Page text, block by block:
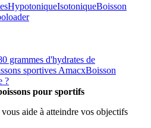
HypotoniqueIsotoniqueBoisson
grammes d'hydrates de
sportives AmacxBoisson
?
pour sportifs
aide à atteindre vos objectifs